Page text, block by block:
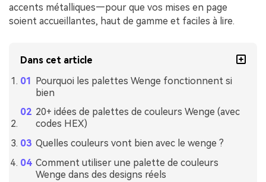
accents métalliques—pour que vos mises en page
soient accueillantes, haut de gamme et faciles à lire.
Dans cet article
Pourquoi les palettes Wenge fonctionnent si
bien
20+ idées de palettes de couleurs Wenge (avec
codes HEX)
Quelles couleurs vont bien avec le wenge ?
Comment utiliser une palette de couleurs
Wenge dans des designs réels